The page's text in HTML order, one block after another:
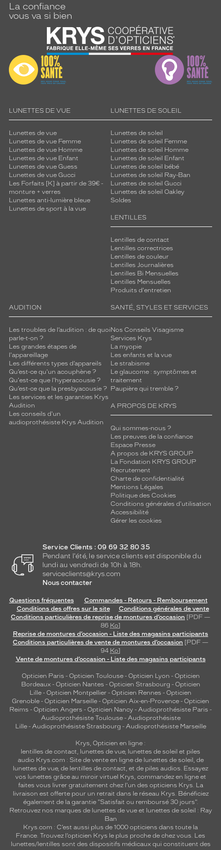
La confiance
vous va si bien
LUNETTES DE VUE
Lunettes de vue
Lunettes de vue Femme
Lunettes de vue Homme
Lunettes de vue Enfant
Lunettes de vue Guess
Lunettes de vue Gucci
Les Forfaits [K] à partir de 39€ -
monture + verres
Lunettes anti-lumière bleue
Lunettes de sport à la vue
LUNETTES DE SOLEIL
Lunettes de soleil
Lunettes de soleil Femme
Lunettes de soleil Homme
Lunettes de soleil Enfant
Lunettes de soleil bébé
Lunettes de soleil Ray-Ban
Lunettes de soleil Gucci
Lunettes de soleil Oakley
Soldes
LENTILLES
Lentilles de contact
Lentilles correctrices
Lentilles de couleur
Lentilles Journalières
Lentilles Bi Mensuelles
Lentilles Mensuelles
Produits d'entretien
AUDITION
Les troubles de l’audition : de quoi
parle-t-on ?
Les grandes étapes de
l'appareillage
Les différents types d’appareils
Qu’est-ce qu'un acouphène ?
Qu'est-ce que l'hyperacousie ?
Qu’est-ce que la presbyacousie ?
Les services et les garanties Krys
Audition
Les conseils d'un
audioprothésiste Krys Audition
SANTÉ, STYLES ET SERVICES
Nos Conseils Visagisme
Services Krys
La myopie
Les enfants et la vue
Le strabisme
Le glaucome : symptômes et
traitement
Paupière qui tremble ?
A PROPOS DE KRYS
Qui sommes-nous ?
Les preuves de la confiance
Espace Presse
A propos de KRYS GROUP
La Fondation KRYS GROUP
Recrutement
Charte de confidentialité
Mentions Légales
Politique des Cookies
Conditions générales d'utilisation
Accessibilité
Gérer les cookies
Service Clients : 09 69 32 80 35
Pendant l'été, le service clients est disponible du
lundi au vendredi de 10h à 18h.
serviceclients@krys.com
Nous contacter
Questions fréquentes
Commandes - Retours - Remboursement
Conditions des offres sur le site
Conditions générales de vente
Conditions particulières de reprise de montures d’occasion [PDF —
86 Ko]
Reprise de montures d’occasion - Liste des magasins participants
Conditions particulières de vente de montures d’occasion [PDF —
94 Ko]
Vente de montures d’occasion - Liste des magasins participants
Opticien Paris - Opticien Toulouse- Opticien Lyon - Opticien
Bordeaux- Opticien Nantes - Opticien Strasbourg - Opticien
Lille - Opticien Montpellier - Opticien Rennes - Opticien
Grenoble - Opticien Marseille - Opticien Aix-en-Provence - Opticien
Reims - Opticien Angers - Opticien Nancy - Audioprothésiste Paris -
Audioprothésiste Toulouse- Audioprothésiste
Lille- Audioprothésiste Strasbourg - Audioprothésiste Marseille
Krys, Opticien en ligne :
lentilles de contact lunettes de vue, lunettes de soleil et piles
audio Krys.com : Site de vente en ligne de lunettes de soleil, de
lunettes de vue, de lentilles de contact , et de piles audios. Essayez
vos lunettes grâce au miroir virtuel Krys, commandez en ligne et
faites vous livrer gratuitement chez l'un des opticiens Krys. La
livraison est offerte pour un retrait dans le réseau Krys. Bénéficiez
également de la garantie "Satisfait ou remboursé 30 jours".
Retrouvez nos marques de lunettes de vue et lunettes de soleil : Ray
Ban
Krys.com : C’est aussi plus de 1000 opticiens dans toute la
France. Trouvez l’opticien Krys le plus proche de chez vous . Les
lunettes/lentilles sont des dispositifs médicaux qui constituent des